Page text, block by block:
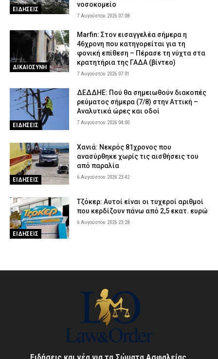
ΕΙΔΗΣΕΙΣ
νοσοκομείο
7 Αυγούστου 2026 07:08
ΔΙΚΑΙΟΣΥΝΗ
Marfin: Στον εισαγγελέα σήμερα η
46χρονη που κατηγορείται για τη
φονική επίθεση – Πέρασε τη νύχτα στα
κρατητήρια της ΓΑΔΑ (βίντεο)
7 Αυγούστου 2026 07:01
ΕΙΔΗΣΕΙΣ
ΔΕΔΔΗΕ: Πού θα σημειωθούν διακοπές
ρεύματος σήμερα (7/8) στην Αττική –
Αναλυτικά ώρες και οδοί
7 Αυγούστου 2026 04:00
ΕΙΔΗΣΕΙΣ
Χανιά: Νεκρός 81χρονος που
ανασύρθηκε χωρίς τις αισθήσεις του
από παραλία
6 Αυγούστου 2026 23:42
ΕΙΔΗΣΕΙΣ
Τζόκερ: Αυτοί είναι οι τυχεροί αριθμοί
που κερδίζουν πάνω από 2,5 εκατ. ευρώ
6 Αυγούστου 2026 23:28